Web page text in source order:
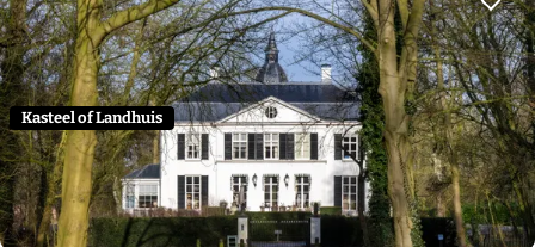
o
e
k
e
n
H
e
r
n
e
n
Kasteel of Landhuis